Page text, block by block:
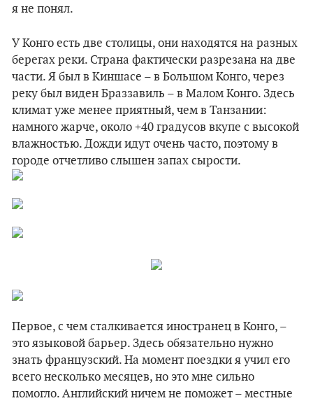
я не понял.
У Конго есть две столицы, они находятся на разных
берегах реки. Страна фактически разрезана на две
части. Я был в Киншасе – в Большом Конго, через
реку был виден Браззавиль – в Малом Конго. Здесь
климат уже менее приятный, чем в Танзании:
намного жарче, около +40 градусов вкупе с высокой
влажностью. Дожди идут очень часто, поэтому в
городе отчетливо слышен запах сырости.
Первое, с чем сталкивается иностранец в Конго, –
это языковой барьер. Здесь обязательно нужно
знать французский. На момент поездки я учил его
всего несколько месяцев, но это мне сильно
помогло. Английский ничем не поможет – местные